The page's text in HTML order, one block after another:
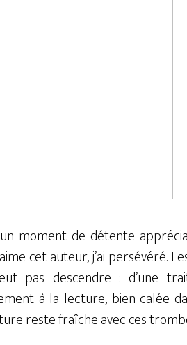
moment de détente
cet auteur, j’ai persévéré.
pas descendre : d’une
à la lecture, bien calée
reste fraîche avec ces